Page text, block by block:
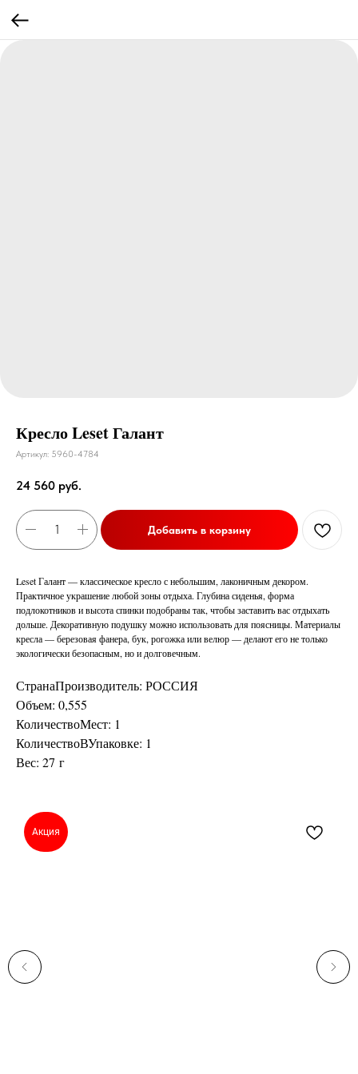
Кресло Leset Галант
Артикул: 5960-4784
24 560 руб.
Добавить в корзину
Leset Галант — классическое кресло с небольшим, лаконичным декором.
Практичное украшение любой зоны отдыха. Глубина сиденья, форма
подлокотников и высота спинки подобраны так, чтобы заставить вас отдыхать
дольше. Декоративную подушку можно использовать для поясницы. Материалы
кресла — березовая фанера, бук, рогожка или велюр — делают его не только
экологически безопасным, но и долговечным.
СтранаПроизводитель: РОССИЯ
Объем: 0,555
КоличествоМест: 1
КоличествоВУпаковке: 1
Вес: 27 г
Акция